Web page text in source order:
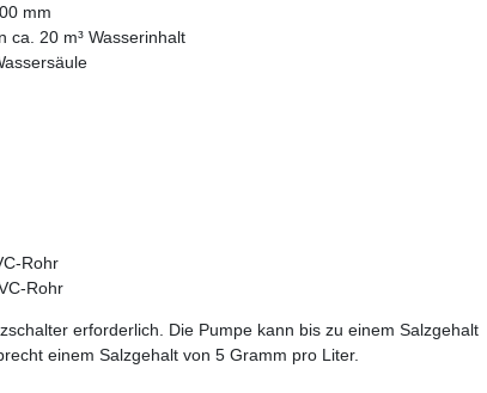
mm
ca. 20 m³ Wasserinhalt
Rohr
Rohr
erforderlich. Die Pumpe kann bis zu einem Salzgehalt
einem Salzgehalt von 5 Gramm pro Liter.